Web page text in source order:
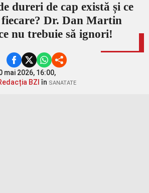
dureri de cap există și ce
fiecare? Dr. Dan Martin
nu trebuie să ignori!
mai 2026, 16:00,
BZI în SANATATE